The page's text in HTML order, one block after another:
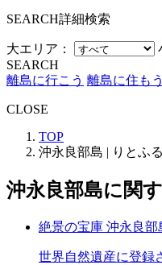
SEARCH詳細検索
大エリア：
SEARCH
離島に行こう 離島に住もう
CLOSE
TOP
沖永良部島 | りとふる
沖永良部島に関
絶景の宝庫 沖永良
世界自然遺産に登録